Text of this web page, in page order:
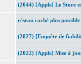
(2044) [Apple] Le Store
réseau caché plus
(2027) [Enquête de
(2022) [Apple] Mise à